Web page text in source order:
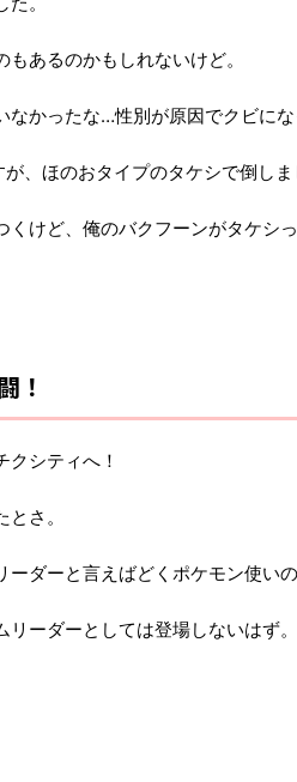
あるのかもしれないけど。
なかったな…性別が原因でクビに
、ほのおタイプのタケシで倒しま
くけど、俺のバクフーンがタケシ
！
シティへ！
さ。
ダーと言えばどくポケモン使い
ーダーとしては登場しないはず。